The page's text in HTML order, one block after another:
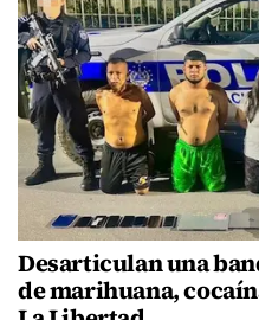
Desarticulan una
de marihuana,